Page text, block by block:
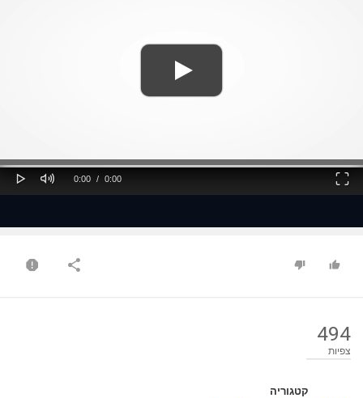
Play Mute
Current
0:00 /
Duration
0:00
Fullscreen
494
צפיות
קטגוריה